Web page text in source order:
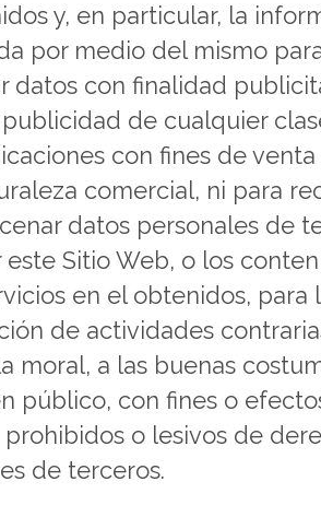
y, en particular, la
por medio del mismo
datos con finalidad
de cualquier
con fines de
comercial, ni para
datos personales de
este Sitio Web, o los
en el obtenidos, para
de actividades
moral, a las buenas
público, con fines o
prohibidos o lesivos de
de terceros.